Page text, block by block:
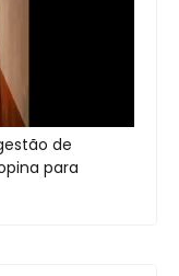
de
para